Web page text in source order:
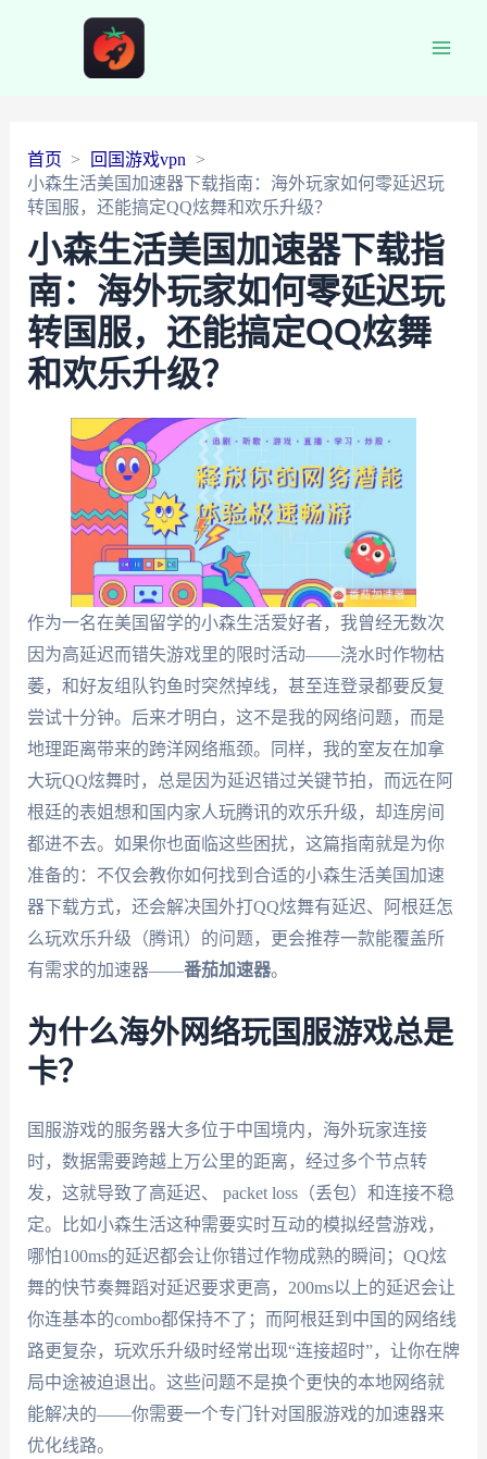
首页
回国游戏vpn
小森生活美国加速器下载指南：海外玩家如何零延迟玩
转国服，还能搞定QQ炫舞和欢乐升级？
小森生活美国加速器下载指
南：海外玩家如何零延迟玩
转国服，还能搞定QQ炫舞
和欢乐升级？
作为一名在美国留学的小森生活爱好者，我曾经无数次
因为高延迟而错失游戏里的限时活动——浇水时作物枯
萎，和好友组队钓鱼时突然掉线，甚至连登录都要反复
尝试十分钟。后来才明白，这不是我的网络问题，而是
地理距离带来的跨洋网络瓶颈。同样，我的室友在加拿
大玩QQ炫舞时，总是因为延迟错过关键节拍，而远在阿
根廷的表姐想和国内家人玩腾讯的欢乐升级，却连房间
都进不去。如果你也面临这些困扰，这篇指南就是为你
准备的：不仅会教你如何找到合适的小森生活美国加速
器下载方式，还会解决国外打QQ炫舞有延迟、阿根廷怎
么玩欢乐升级（腾讯）的问题，更会推荐一款能覆盖所
有需求的加速器——番茄加速器。
为什么海外网络玩国服游戏总是
卡？
国服游戏的服务器大多位于中国境内，海外玩家连接
时，数据需要跨越上万公里的距离，经过多个节点转
发，这就导致了高延迟、 packet loss（丢包）和连接不稳
定。比如小森生活这种需要实时互动的模拟经营游戏，
哪怕100ms的延迟都会让你错过作物成熟的瞬间；QQ炫
舞的快节奏舞蹈对延迟要求更高，200ms以上的延迟会让
你连基本的combo都保持不了；而阿根廷到中国的网络线
路更复杂，玩欢乐升级时经常出现“连接超时”，让你在牌
局中途被迫退出。这些问题不是换个更快的本地网络就
能解决的——你需要一个专门针对国服游戏的加速器来
优化线路。